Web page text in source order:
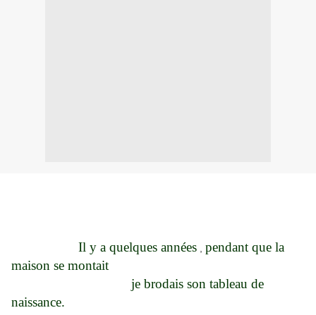
Il y a quelques années pendant que la
maison se montait
je brodais son tableau de
naissance.